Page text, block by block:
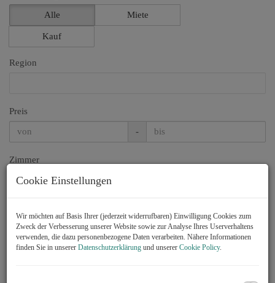
Alle Miete
Kauf
Region
Preis
-
Zimmer
-
Cookie Einstellungen
Wir möchten auf Basis Ihrer (jederzeit widerrufbaren) Einwilligung Cookies zum
Zweck der Verbesserung unserer Website sowie zur Analyse Ihres Userverhaltens
verwenden, die dazu personenbezogene Daten verarbeiten. Nähere Informationen
finden Sie in unserer Datenschutzerklärung und unserer Cookie Policy.